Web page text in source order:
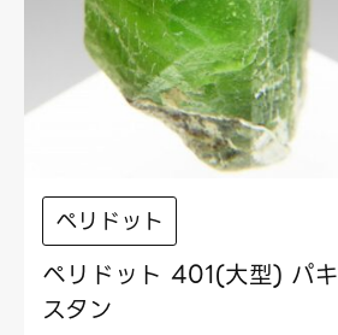
ペリドット
ペリドット 401(大型) パキ
スタン